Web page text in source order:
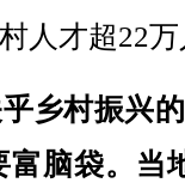
人才超22
乡村振兴
脑袋。当